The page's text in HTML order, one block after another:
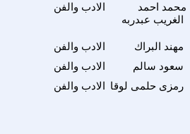
الادب والفن
محمد احمد
الغريب عبدربه
الادب والفن مهند البراك
الادب والفن
سعود سالم
الادب والفن رمزى حلمى لوقا